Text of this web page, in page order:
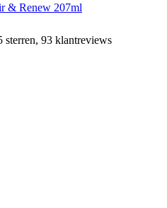
& Renew 207ml
sterren, 93 klantreviews